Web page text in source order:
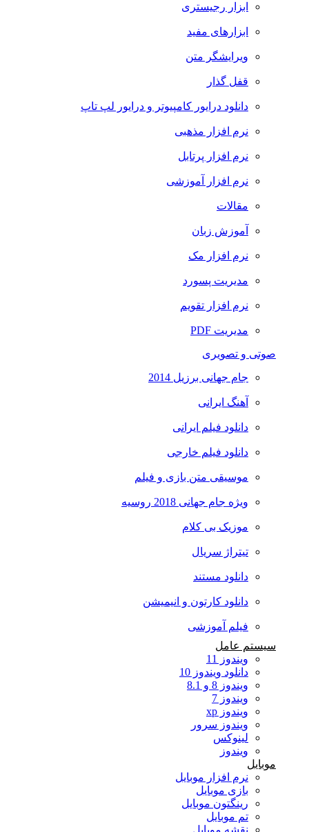
ابزار رجیستری
ابزارهای مفید
ویرایشگر متن
قفل گذار
دانلود درایور کامپیوتر و درایور لپ تاپ
نرم افزار مذهبی
نرم افزار پرتابل
نرم افزار آموزشی
مقالات
آموزش زبان
نرم افزار مک
مدیریت پسورد
نرم افزار تقویم
مدیریت PDF
صوتی و تصویری
جام جهانی برزیل 2014
آهنگ ایرانی
دانلود فیلم ایرانی
دانلود فیلم خارجی
موسیقی متن بازی و فیلم
ویژه جام جهانی 2018 روسیه
موزیک بی کلام
تیتراژ سریال
دانلود مستند
دانلود کارتون و انیمیشن
فیلم آموزشی
سیستم عامل
ویندوز 11
دانلود ویندوز 10
ویندوز 8 و 8.1
ویندوز 7
ویندوز xp
ویندوز سرور
لینوکس
ویندوز
موبایل
نرم افزار موبایل
بازی موبایل
رینگتون موبایل
تم موبایل
نقشه موبایل